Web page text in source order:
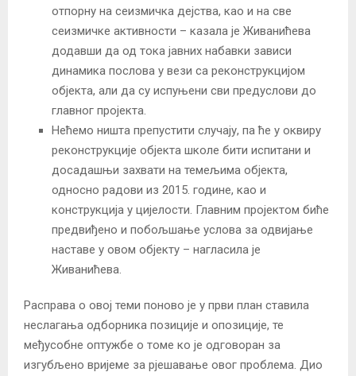
отпорну на сеизмичка дејства, као и на све
сеизмичке активности – казала је Живанићева
додавши да од тока јавних набавки зависи
динамика послова у вези са реконструкцијом
објекта, али да су испуњени сви предуслови до
главног пројекта.
Нећемо ништа препустити случају, па ће у оквиру
реконструкције објекта школе бити испитани и
досадашњи захвати на темељима објекта,
односно радови из 2015. године, као и
конструкција у цијелости. Главним пројектом биће
предвиђено и побољшање услова за одвијање
наставе у овом објекту – нагласила је
Живанићева.
Расправа о овој теми поново је у први план ставила
неслагања одборника позиције и опозиције, те
међусобне оптужбе о томе ко је одговоран за
изгубљено вријеме за рјешавање овог проблема. Дио